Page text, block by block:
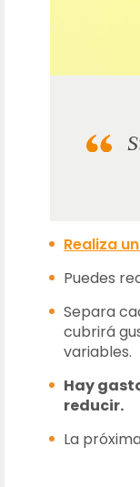
Realiza
Puedes
Separa
cubrirá
variables.
Hay
reducir.
La